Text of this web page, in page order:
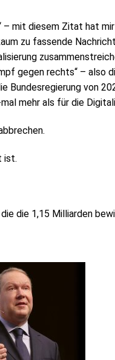
mit diesem Zitat hat
zu fassende
gegen rechts“ – also
von
mehr als für die
ist.
die 1,15 Milliarden